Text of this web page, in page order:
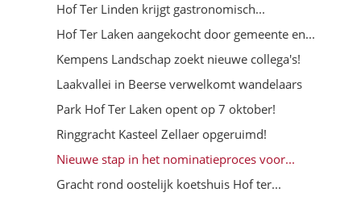
Hof Ter Linden krijgt gastronomisch...
Hof Ter Laken aangekocht door gemeente en...
Kempens Landschap zoekt nieuwe collega's!
Laakvallei in Beerse verwelkomt wandelaars
Park Hof Ter Laken opent op 7 oktober!
Ringgracht Kasteel Zellaer opgeruimd!
Nieuwe stap in het nominatieproces voor...
Gracht rond oostelijk koetshuis Hof ter...